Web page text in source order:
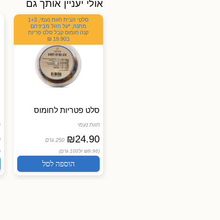
אולי יעניין אותך גם
סלטי הבית חוות נעמי, 1+3
מתנה, *על הזול מביניהם
קנה חומוס קבל סלט פריות
ב19.90 ₪
סלט פטריות לחומוס
חוות נעמי
₪24.90 250 גרם
(₪9.96 / ל100 גרם)
הוספה לסל
/